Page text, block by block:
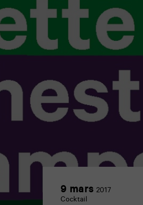
9 mars 20179
Cocktail